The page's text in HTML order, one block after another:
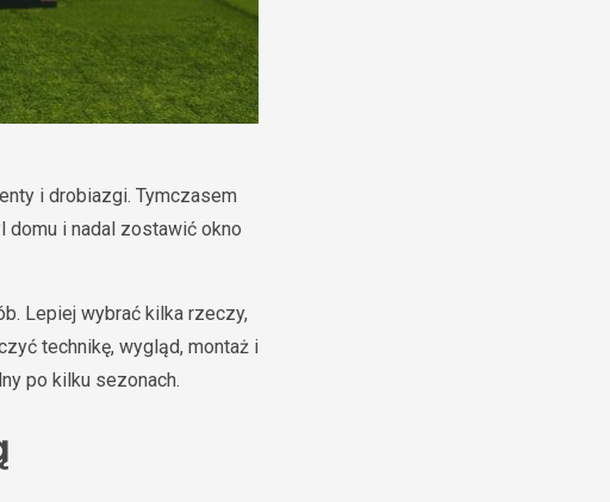
i drobiazgi. Tymczasem
domu i nadal zostawić okno
Lepiej wybrać kilka rzeczy,
technikę, wygląd, montaż i
po kilku sezonach.